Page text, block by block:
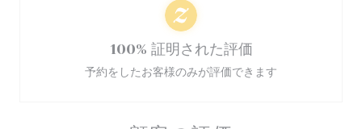
100% 証明された評価
予約をしたお客様のみが評価できます